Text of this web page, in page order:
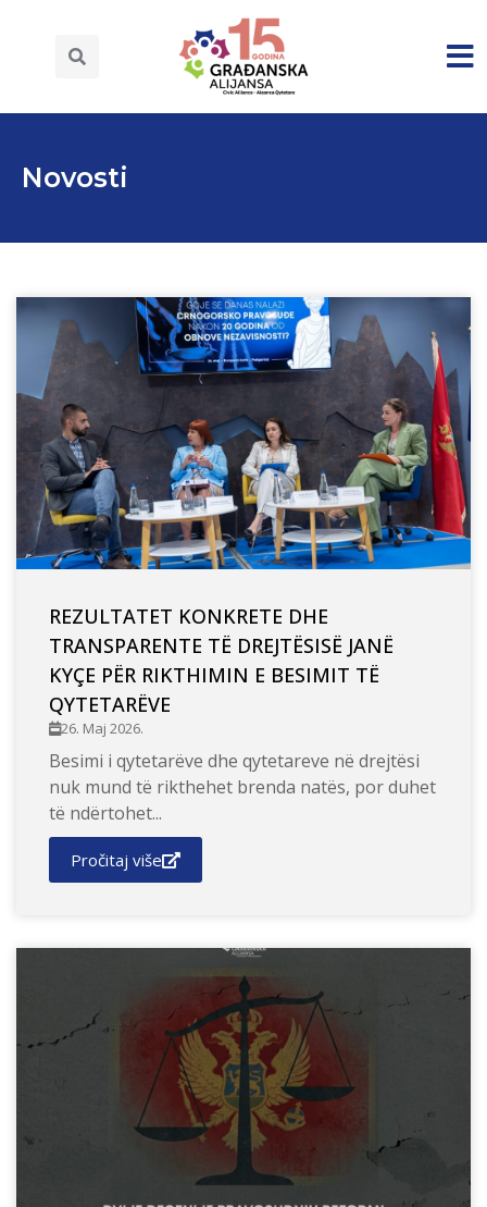
Novosti
REZULTATET KONKRETE DHE
TRANSPARENTE TË DREJTËSISË JANË
KYÇE PËR RIKTHIMIN E BESIMIT TË
QYTETARËVE
26. Maj 2026.
Besimi i qytetarëve dhe qytetareve në drejtësi
nuk mund të rikthehet brenda natës, por duhet
të ndërtohet...
Pročitaj više